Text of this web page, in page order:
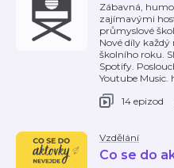
Zábavná,
zajímavými
průmyslové
Nové díly každý
školního roku.
Spotify.
Youtube
14 epizod
Vzdělání
Co se do